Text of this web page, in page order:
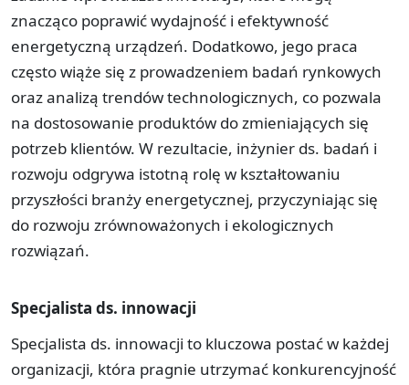
znacząco poprawić wydajność i efektywność
energetyczną urządzeń. Dodatkowo, jego praca
często wiąże się z prowadzeniem badań rynkowych
oraz analizą trendów technologicznych, co pozwala
na dostosowanie produktów do zmieniających się
potrzeb klientów. W rezultacie, inżynier ds. badań i
rozwoju odgrywa istotną rolę w kształtowaniu
przyszłości branży energetycznej, przyczyniając się
do rozwoju zrównoważonych i ekologicznych
rozwiązań.
Specjalista ds. innowacji
Specjalista ds. innowacji to kluczowa postać w każdej
organizacji, która pragnie utrzymać konkurencyjność